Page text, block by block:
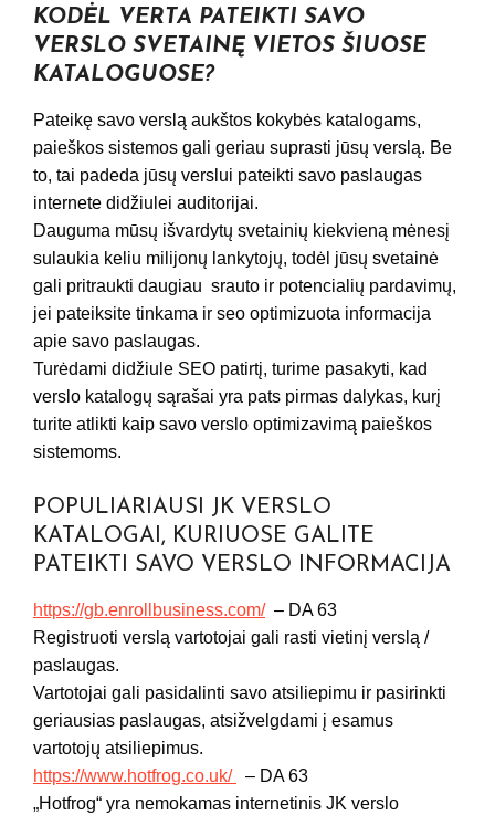
KODĖL VERTA PATEIKTI SAVO
VERSLO SVETAINĘ VIETOS ŠIUOSE
KATALOGUOSE?
Pateikę savo verslą aukštos kokybės katalogams,
paieškos sistemos gali geriau suprasti jūsų verslą. Be
to, tai padeda jūsų verslui pateikti savo paslaugas
internete didžiulei auditorijai.
Dauguma mūsų išvardytų svetainių kiekvieną mėnesį
sulaukia keliu milijonų lankytojų, todėl jūsų svetainė
gali pritraukti daugiau srauto ir potencialių pardavimų,
jei pateiksite tinkama ir seo optimizuota informacija
apie savo paslaugas.
Turėdami didžiule SEO patirtį, turime pasakyti, kad
verslo katalogų sąrašai yra pats pirmas dalykas, kurį
turite atlikti kaip savo verslo optimizavimą paieškos
sistemoms.
POPULIARIAUSI JK VERSLO
KATALOGAI, KURIUOSE GALITE
PATEIKTI SAVO VERSLO INFORMACIJA
https://gb.enrollbusiness.com/– DA 63
Registruoti verslą vartotojai gali rasti vietinį verslą /
paslaugas.
Vartotojai gali pasidalinti savo atsiliepimu ir pasirinkti
geriausias paslaugas, atsižvelgdami į esamus
vartotojų atsiliepimus.
https://www.hotfrog.co.uk/
– DA 63
„Hotfrog“ yra nemokamas internetinis JK verslo